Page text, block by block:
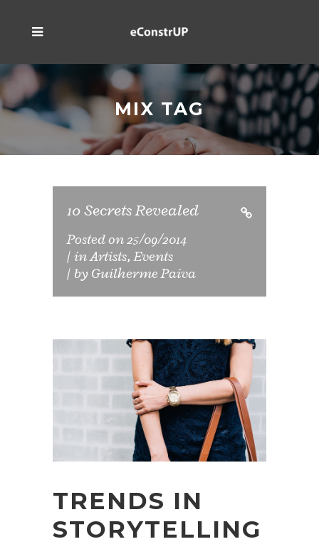
MIX TAG
10 Secrets Revealed
Posted on25/09/2014
inArtists,Events
by Guilherme Paiva
TRENDS IN
STORYTELLING